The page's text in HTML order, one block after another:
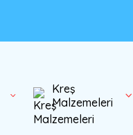
Kreş
Malzemeleri